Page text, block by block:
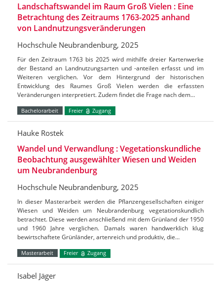
Landschaftswandel im Raum Groß Vielen : Eine
Betrachtung des Zeitraums 1763-2025 anhand
von Landnutzungsveränderungen
Hochschule Neubrandenburg, 2025
Für den Zeitraum 1763 bis 2025 wird mithilfe dreier Kartenwerke
der Bestand an Landnutzungsarten und -anteilen erfasst und im
Weiteren verglichen. Vor dem Hintergrund der historischen
Entwicklung des Raumes Groß Vielen werden die erfassten
Veränderungen interpretiert. Zudem findet die Frage nach dem…
Bachelorarbeit Freier Zugang
Hauke Rostek
Wandel und Verwandlung : Vegetationskundliche
Beobachtung ausgewählter Wiesen und Weiden
um Neubrandenburg
Hochschule Neubrandenburg, 2025
In dieser Masterarbeit werden die Pflanzengesellschaften einiger
Wiesen und Weiden um Neubrandenburg vegetationskundlich
betrachtet. Diese werden anschließend mit dem Grünland der 1950
und 1960 Jahre verglichen. Damals waren handwerklich klug
bewirtschaftete Grünländer, artenreich und produktiv, die…
Masterarbeit Freier Zugang
Isabel Jäger